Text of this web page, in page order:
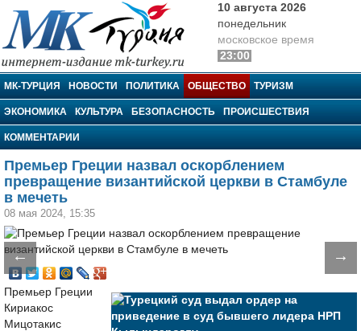
МК-Турция
10 августа 2026
понедельник
московское время
23:00
МК-ТУРЦИЯ НОВОСТИ ПОЛИТИКА ОБЩЕСТВО ТУРИЗМ
ЭКОНОМИКА КУЛЬТУРА БЕЗОПАСНОСТЬ ПРОИСШЕСТВИЯ
КОММЕНТАРИИ
Премьер Греции назвал оскорблением
превращение византийской церкви в Стамбуле
в мечеть
08 мая 2024, 15:35
← →
Премьер Греции
Кириакос
Мицотакис